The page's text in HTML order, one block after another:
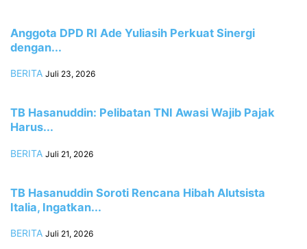
Anggota DPD RI Ade Yuliasih Perkuat Sinergi
dengan...
BERITA Juli 23, 2026
TB Hasanuddin: Pelibatan TNI Awasi Wajib Pajak
Harus...
BERITA Juli 21, 2026
TB Hasanuddin Soroti Rencana Hibah Alutsista
Italia, Ingatkan...
BERITA Juli 21, 2026